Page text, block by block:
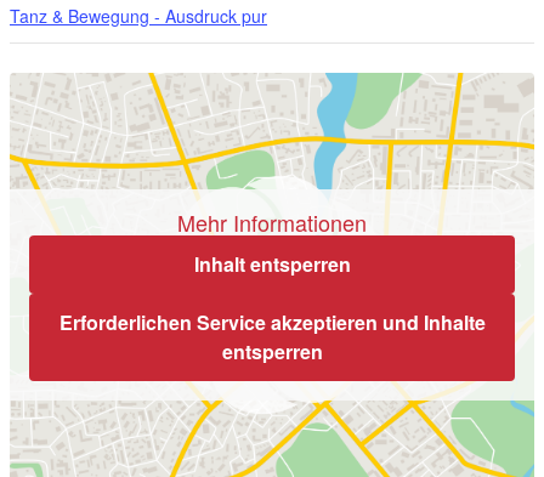
Tanz & Bewegung - Ausdruck pur
VERANSTALTUNGSORT
Kulturraum Prien
Mehr Informationen
Inhalt entsperren
Erforderlichen Service akzeptieren und Inhalte
entsperren